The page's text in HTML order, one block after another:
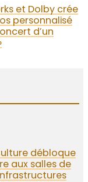
et Dolby crée
personnalisé
d’un
débloque
aux salles de